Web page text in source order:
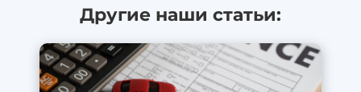
Другие наши статьи: